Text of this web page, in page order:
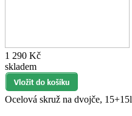
1 290 Kč
skladem
Ocelová skruž na dvojče, 15+15l